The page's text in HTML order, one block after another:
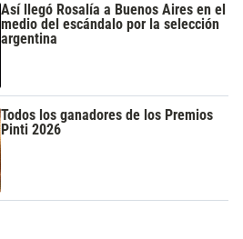
Así llegó Rosalía a Buenos Aires en el
medio del escándalo por la selección
argentina
Todos los ganadores de los Premios
Pinti 2026